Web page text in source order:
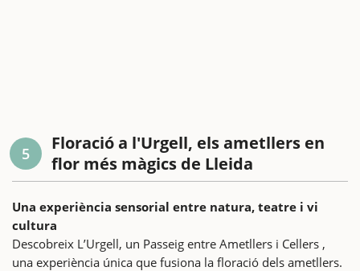
5
Floració a l'Urgell, els ametllers en
flor més màgics de Lleida
Una experiència sensorial entre natura, teatre i vi
cultura
Descobreix L’Urgell, un Passeig entre Ametllers i Cellers ,
una experiència única que fusiona la floració dels ametllers.